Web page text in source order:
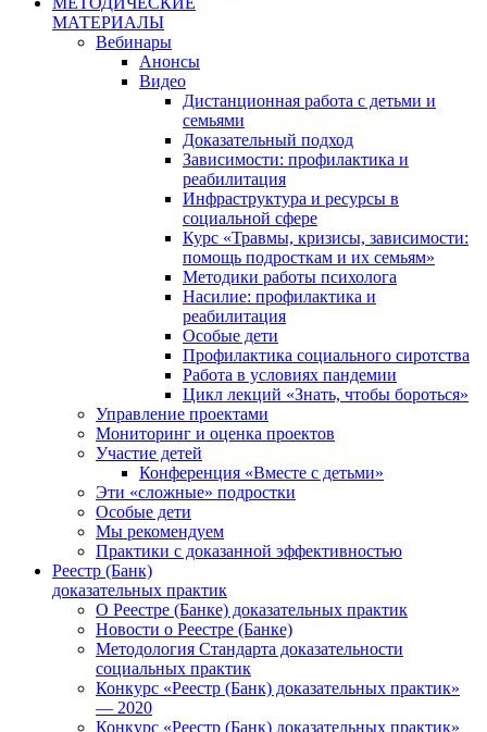
МАТЕРИАЛЫ
Вебинары
Анонсы
Видео
Дистанционная работа с детьми и
семьями
Доказательный подход
Зависимости: профилактика и
реабилитация
Инфраструктура и ресурсы в
социальной сфере
Курс «Травмы, кризисы, зависимости:
помощь подросткам и их семьям»
Методики работы психолога
Насилие: профилактика и
реабилитация
Особые дети
Профилактика социального сиротства
Работа в условиях пандемии
Цикл лекций «Знать, чтобы бороться»
Управление проектами
Мониторинг и оценка проектов
Участие детей
Конференция «Вместе с детьми»
Эти «сложные» подростки
Особые дети
Мы рекомендуем
Практики с доказанной эффективностью
Реестр (Банк)
доказательных практик
О Реестре (Банке) доказательных практик
Новости о Реестре (Банке)
Методология Стандарта доказательности
социальных практик
Конкурс «Реестр (Банк) доказательных практик»
— 2020
Конкурс «Реестр (Банк) доказательных практик»